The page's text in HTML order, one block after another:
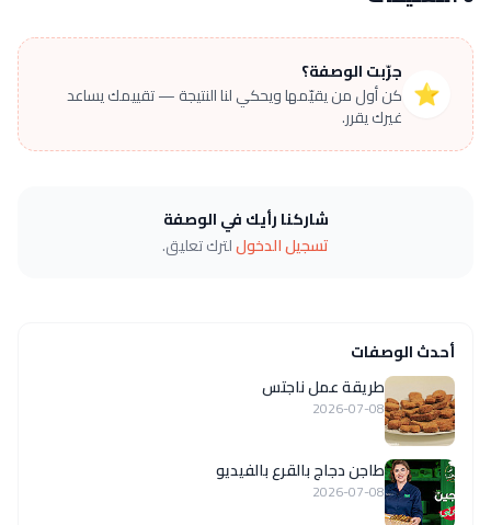
⭐
جرّبت الوصفة؟
كن أول من يقيّمها ويحكي لنا النتيجة — تقييمك يساعد
غيرك يقرر.
شاركنا رأيك في الوصفة
تسجيل الدخوللترك تعليق.
أحدث الوصفات
طريقة عمل ناجتس
2026-07-08
طاجن دجاج بالقرع بالفيديو
2026-07-08